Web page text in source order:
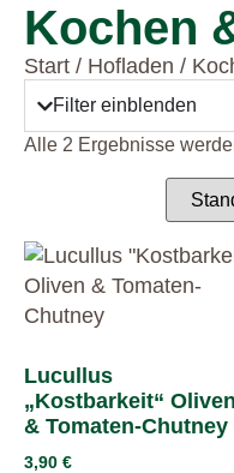
Kochen
Start / Hofladen /
Filter einblenden
Alle 2 Ergebnisse
Lucullus
„Kostbarkeit“ Oliven
& Tomaten-Chutney
3,90 €